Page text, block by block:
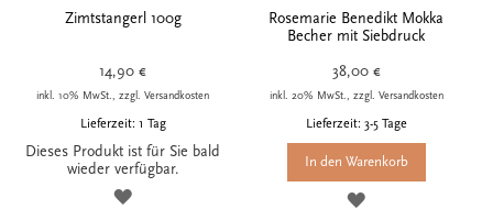
Zimtstangerl 100g
14,90 €
inkl. 10% MwSt., zzgl. Versandkosten
Lieferzeit: 1 Tag
Dieses Produkt ist für Sie bald
wieder verfügbar.
ZUR
Rosemarie Benedikt Mokka
Becher mit Siebdruck
38,00 €
inkl. 20% MwSt., zzgl. Versandkosten
Lieferzeit: 3-5 Tage
In den Warenkorb
ZUR